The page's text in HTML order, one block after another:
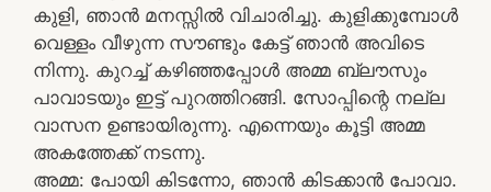
കുളി, ഞാൻ മനസ്സിൽ വിചാരിച്ചു. കുളിക്കുമ്പോൾ
വെള്ളം വീഴുന്ന സൗണ്ടും കേട്ട് ഞാൻ അവിടെ
നിന്നു. കുറച്ച് കഴിഞ്ഞപ്പോൾ അമ്മ ബ്ലൗസും
പാവാടയും ഇട്ട് പുറത്തിറങ്ങി. സോപ്പിന്റെ നല്ല
വാസന ഉണ്ടായിരുന്നു. എന്നെയും കൂട്ടി അമ്മ
അകത്തേക്ക് നടന്നു.
അമ്മ: പോയി കിടന്നോ, ഞാൻ കിടക്കാൻ പോവാ.